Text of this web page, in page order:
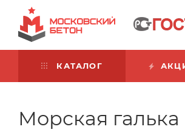
КАТАЛОГ
Морская галька